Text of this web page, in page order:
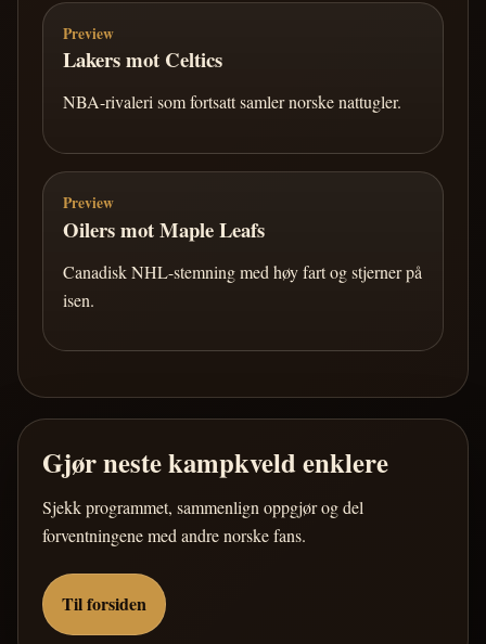
Preview
Lakers mot Celtics
NBA-rivaleri som fortsatt samler norske nattugler.
Preview
Oilers mot Maple Leafs
Canadisk NHL-stemning med høy fart og stjerner på
isen.
Gjør neste kampkveld enklere
Sjekk programmet, sammenlign oppgjør og del
forventningene med andre norske fans.
Til forsiden